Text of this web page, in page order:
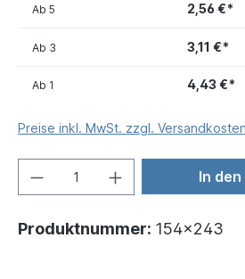
Ab 1 4,43 €*
Ab 3 3,11 €*
Ab 5 2,56 €*
Preise inkl. MwSt. zzgl. Versandkosten
In
Produktnummer: 154x243